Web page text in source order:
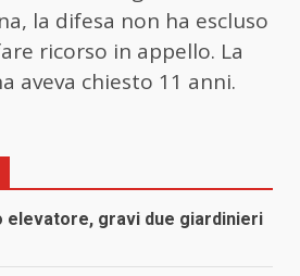
la difesa non ha escluso
ricorso in appello. La
aveva chiesto 11 anni.
elevatore, gravi due giardinieri